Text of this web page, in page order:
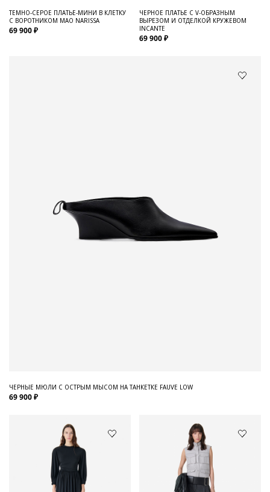
ТЕМНО-СЕРОЕ ПЛАТЬЕ-МИНИ В КЛЕТКУ
С ВОРОТНИКОМ МАО NARISSA
69 900 ₽
ЧЕРНОЕ ПЛАТЬЕ С V-ОБРАЗНЫМ
ВЫРЕЗОМ И ОТДЕЛКОЙ КРУЖЕВОМ
INCANTE
69 900 ₽
ЧЕРНЫЕ МЮЛИ С ОСТРЫМ МЫСОМ НА ТАНКЕТКЕ FAUVE LOW
69 900 ₽